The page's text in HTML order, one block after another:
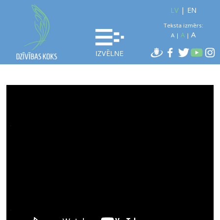
IZVĒLNE
LV| EN
Teksta izmērs:
A| A| A